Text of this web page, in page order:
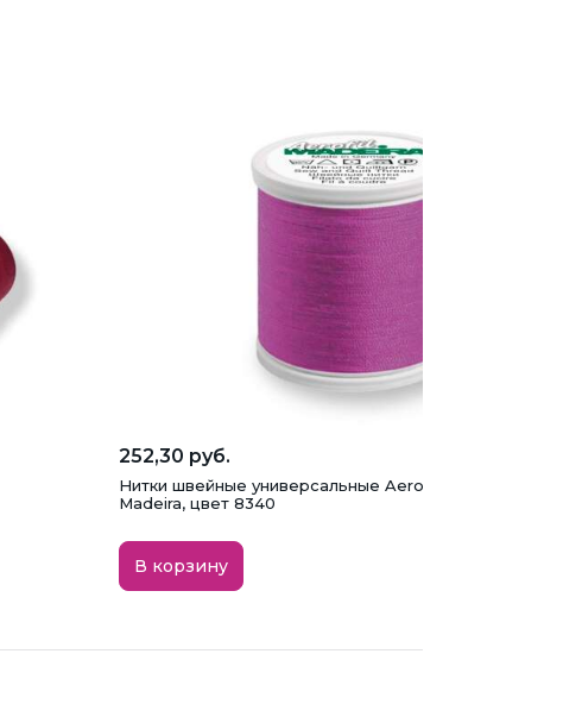
252,30 руб.
Нитки швейные универсальные Aerofil №120 (400)
Madeira, цвет 8340
В корзину